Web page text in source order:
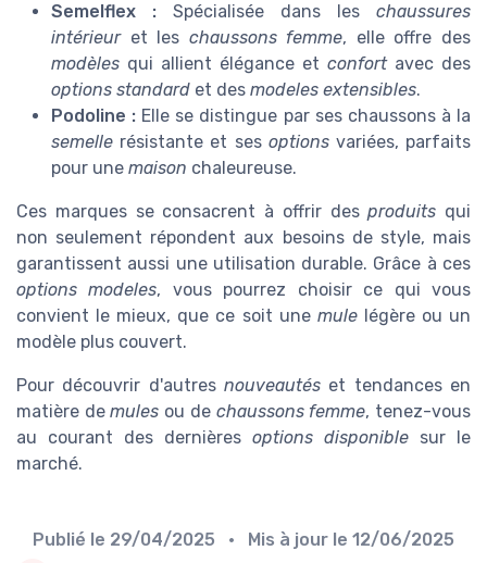
Semelflex : Spécialisée dans les chaussures
intérieuret les chaussons femme, elle offre des
modèles qui allient élégance et confortavec des
options standard et des modeles extensibles.
Podoline : Elle se distingue par ses chaussons à la
semelle résistante et ses optionsvariées, parfaits
pour une maison chaleureuse.
Ces marques se consacrent à offrir desproduits qui
non seulement répondent aux besoins de style, mais
garantissent aussi une utilisation durable. Grâce à ces
options modeles, vous pourrez choisir ce qui vous
convient le mieux, que ce soit une mulelégère ou un
modèle plus couvert.
Pour découvrir d'autres nouveautés et tendances en
matière demules ou de chaussons femme, tenez-vous
au courant des dernières options disponible sur le
marché.
Publié le 29/04/2025 • Mis à jour le 12/06/2025